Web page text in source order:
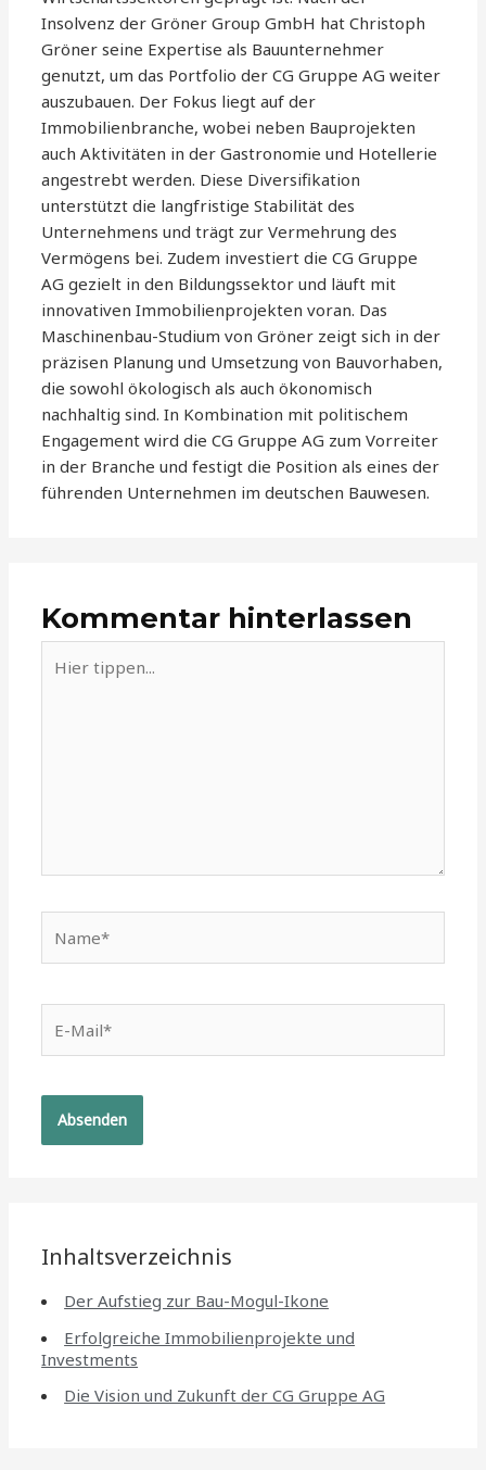
Insolvenz der Gröner Group GmbH hat Christoph
Gröner seine Expertise als Bauunternehmer
genutzt, um das Portfolio der CG Gruppe AG weiter
auszubauen. Der Fokus liegt auf der
Immobilienbranche, wobei neben Bauprojekten
auch Aktivitäten in der Gastronomie und Hotellerie
angestrebt werden. Diese Diversifikation
unterstützt die langfristige Stabilität des
Unternehmens und trägt zur Vermehrung des
Vermögens bei. Zudem investiert die CG Gruppe
AG gezielt in den Bildungssektor und läuft mit
innovativen Immobilienprojekten voran. Das
Maschinenbau-Studium von Gröner zeigt sich in der
präzisen Planung und Umsetzung von Bauvorhaben,
die sowohl ökologisch als auch ökonomisch
nachhaltig sind. In Kombination mit politischem
Engagement wird die CG Gruppe AG zum Vorreiter
in der Branche und festigt die Position als eines der
führenden Unternehmen im deutschen Bauwesen.
Kommentar hinterlassen
tippen...
Mail*
Inhaltsverzeichnis
Der Aufstieg zur Bau-Mogul-Ikone
Erfolgreiche Immobilienprojekte und
Investments
Die Vision und Zukunft der CG Gruppe AG